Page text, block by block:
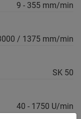
9 - 355 mm/min
/ 1375 mm/min
SK 50
40 - 1750 U/min